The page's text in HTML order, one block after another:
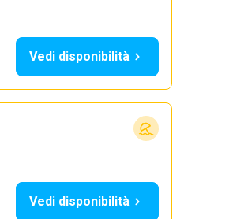
Vedi disponibilità
Vedi disponibilità